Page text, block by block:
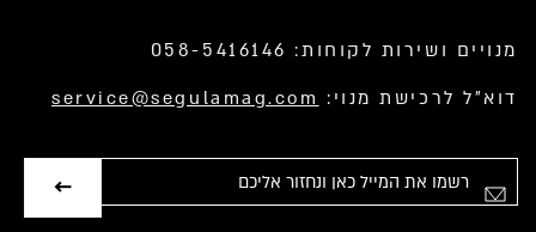
מנויים ושירות לקוחות: 058-5416146
דוא”ל לרכישת מנוי: service@segulamag.com
אימייל